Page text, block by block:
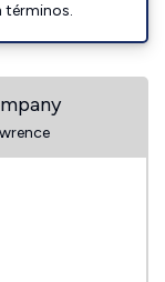
términos.